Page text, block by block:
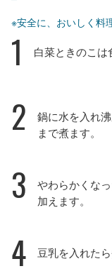
※安全に、おいしく料
1 白菜ときのこは
2
鍋に水を入れ
まで煮ます。
3
やわらかくな
加えます。
4 豆乳を入れた